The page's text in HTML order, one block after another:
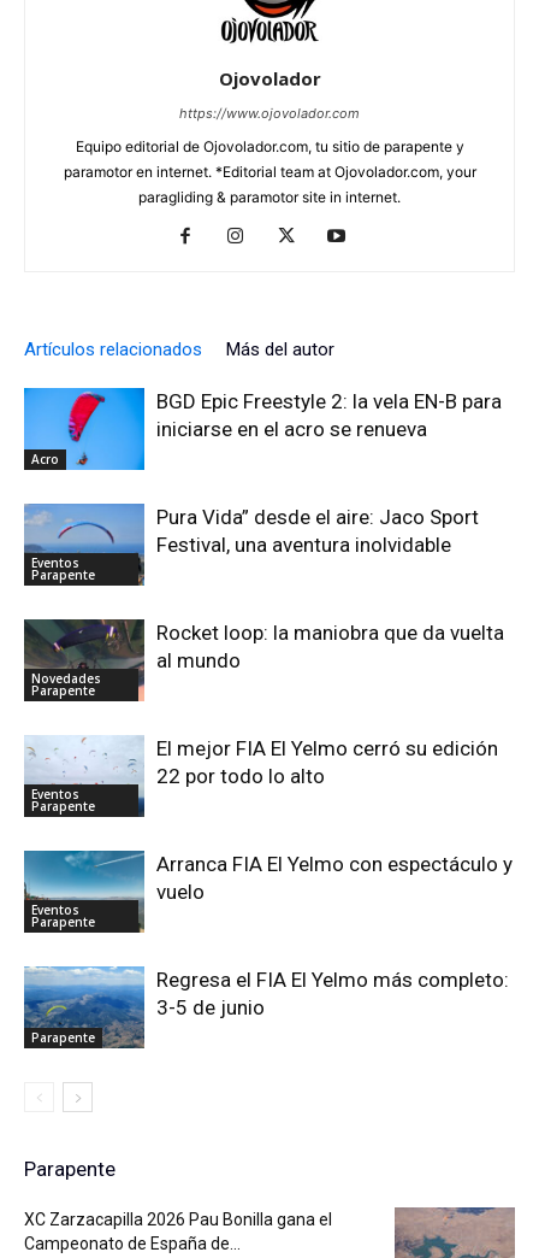
Ojovolador
https://www.ojovolador.com
Equipo editorial de Ojovolador.com, tu sitio de parapente y
paramotor en internet. *Editorial team at Ojovolador.com, your
paragliding & paramotor site in internet.
Artículos relacionados Más del autor
Acro
BGD Epic Freestyle 2: la vela EN-B para
iniciarse en el acro se renueva
Eventos
Parapente
Pura Vida” desde el aire: Jaco Sport
Festival, una aventura inolvidable
Novedades
Parapente
Rocket loop: la maniobra que da vuelta
al mundo
Eventos
Parapente
El mejor FIA El Yelmo cerró su edición
22 por todo lo alto
Eventos
Parapente
Arranca FIA El Yelmo con espectáculo y
vuelo
Parapente
Regresa el FIA El Yelmo más completo:
3-5 de junio
Parapente
XC Zarzacapilla 2026 Pau Bonilla gana el
Campeonato de España de...